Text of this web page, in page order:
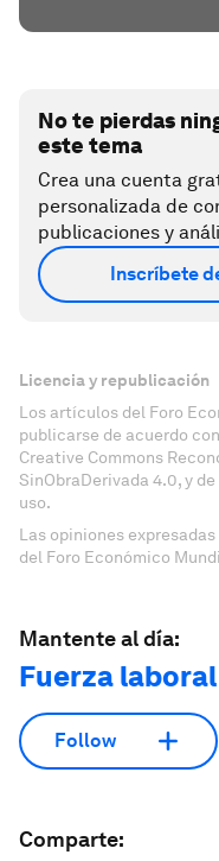
No te pierdas
este tema
Crea una cuenta
personalizada de
publicaciones y
Inscríbete
Licencia y republicación
Los artículos del Foro
publicarse de acuerdo
Creative Commons
SinObraDerivada 4.0, y
uso.
Las opiniones
del Foro Económico
Mantente al día:
Fuerza
Follow
Comparte: